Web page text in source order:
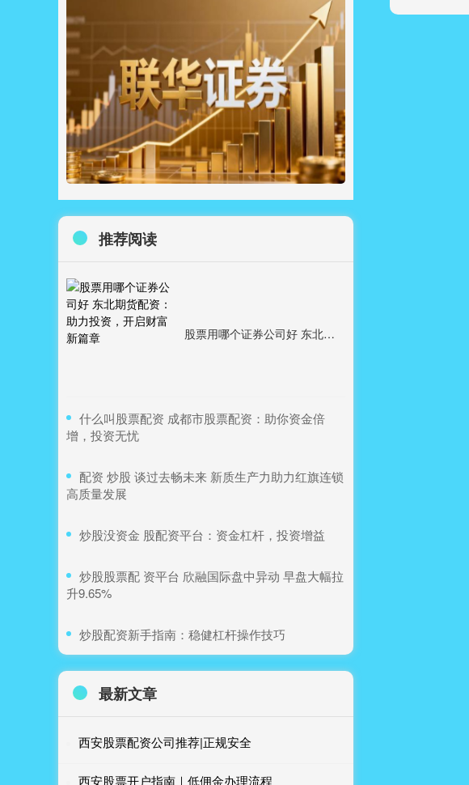
推荐阅读
股票用哪个证券公司好 东北期货配资：助力投资，开启财富新篇章
​什么叫股票配资 成都市股票配资：助你资金倍
增，投资无忧
​配资 炒股 谈过去畅未来 新质生产力助力红旗连锁
高质量发展
​炒股没资金 股配资平台：资金杠杆，投资增益
​炒股股票配 资平台 欣融国际盘中异动 早盘大幅拉
升9.65%
​炒股配资新手指南：稳健杠杆操作技巧
最新文章
西安股票配资公司推荐|正规安全
西安股票开户指南｜低佣金办理流程